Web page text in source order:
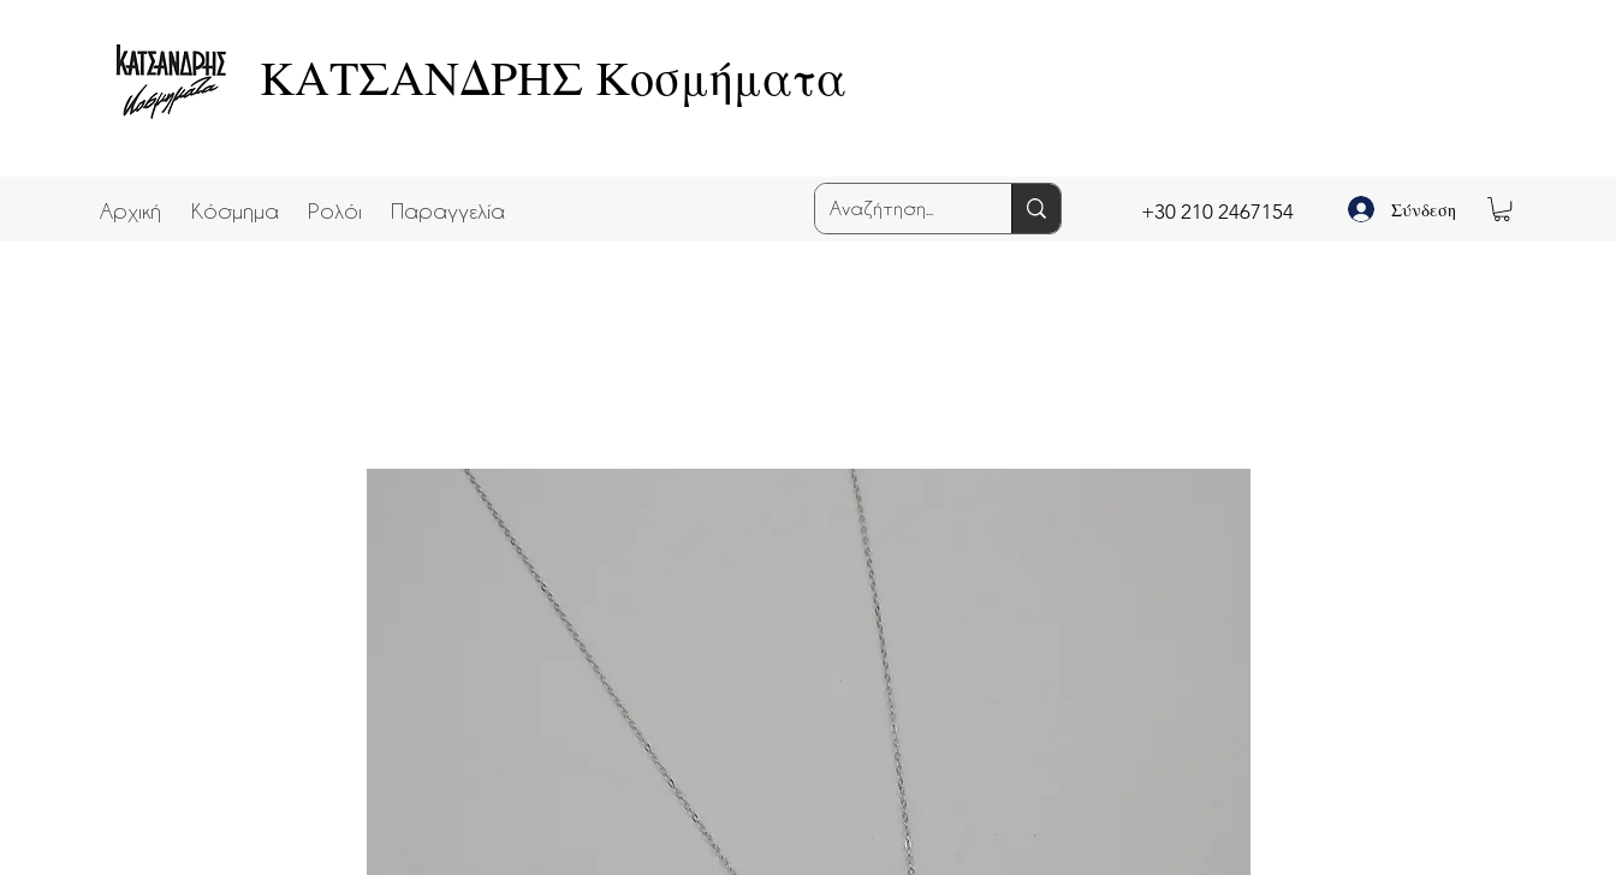
ΚΑΤΣΑΝΔΡΗΣ Κοσμήματα
Αρχική Κόσμημα Ρολόι Παραγγελία +30 210 2467154 Σύνδεση